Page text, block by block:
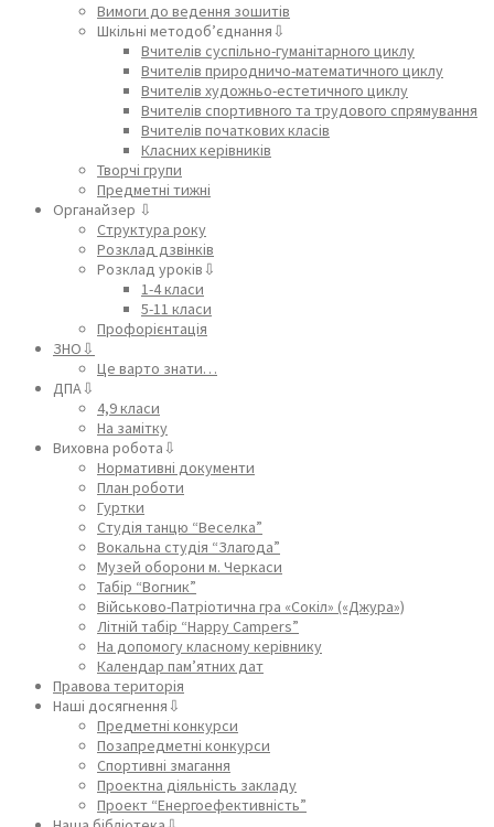
Вимоги до ведення зошитів
Шкільні методоб’єднання⇩
Вчителів суспільно-гуманітарного циклу
Вчителів природничо-математичного циклу
Вчителів художньо-естетичного циклу
Вчителів спортивного та трудового спрямування
Вчителів початкових класів
Класних керівників
Творчі групи
Предметні тижні
Органайзер ⇩
Структура року
Розклад дзвінків
Розклад уроків⇩
1-4 класи
5-11 класи
Профорієнтація
ЗНО⇩
Це варто знати…
ДПА⇩
4,9 класи
На замітку
Виховна робота⇩
Нормативні документи
План роботи
Гуртки
Студія танцю “Веселка”
Вокальна студія “Злагода”
Музей оборони м. Черкаси
Табір “Вогник”
Військово-Патріотична гра «Сокіл» («Джура»)
Літній табір “Happy Campers”
На допомогу класному керівнику
Календар пам’ятних дат
Правова територія
Наші досягнення⇩
Предметні конкурси
Позапредметні конкурси
Спортивні змагання
Проектна діяльність закладу
Проект “Енергоефективність”